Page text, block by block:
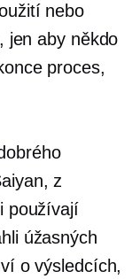
nebo
jen aby někdo
proces,
z
používají
úžasných
o výsledcích,